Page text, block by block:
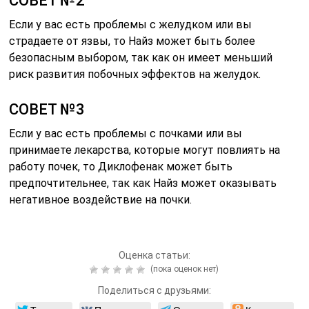
Если у вас есть проблемы с желудком или вы
страдаете от язвы, то Найз может быть более
безопасным выбором, так как он имеет меньший
риск развития побочных эффектов на желудок.
СОВЕТ №3
Если у вас есть проблемы с почками или вы
принимаете лекарства, которые могут повлиять на
работу почек, то Диклофенак может быть
предпочтительнее, так как Найз может оказывать
негативное воздействие на почки.
Оценка статьи:
(пока оценок нет)
Поделиться с друзьями: